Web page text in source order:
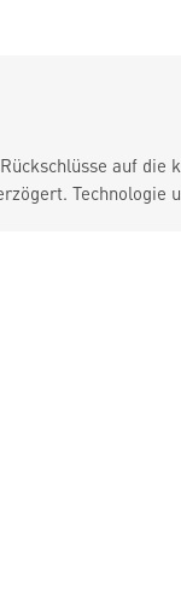
auf die
Technologie